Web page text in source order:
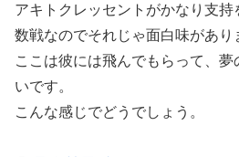
アキトクレッセントがかなり支
数戦なのでそれじゃ面白味があり
ここは彼には飛んでもらって、
いです。
こんな感じでどうでしょう。